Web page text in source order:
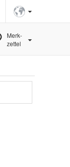
Merk-
zettel